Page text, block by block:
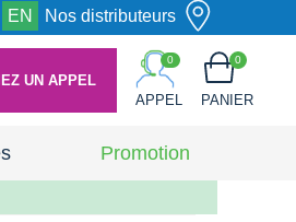
EN Nos distributeurs
UN APPEL
APPEL
0
PANIER
0
Promotion